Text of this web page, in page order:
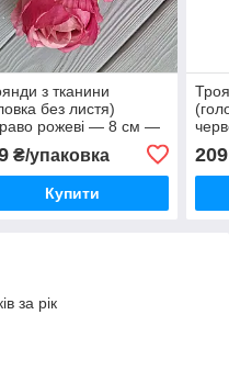
з тканини
без листя)
рожеві — 8 см —
₴/упаковка
Купити
209
за рік